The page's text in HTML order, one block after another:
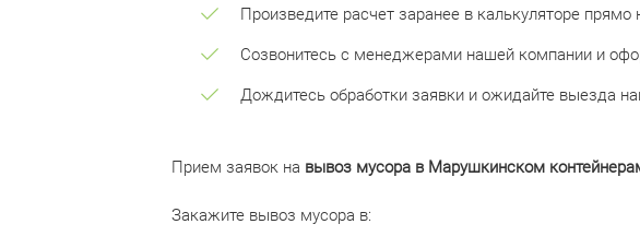
Произведите расчет заранее в калькуляторе
Созвонитесь с менеджерами нашей компании и
Дождитесь обработки заявки и ожидайте выезда
Прием заявок на вывоз мусора в Марушкинском
Закажите вывоз мусора в: